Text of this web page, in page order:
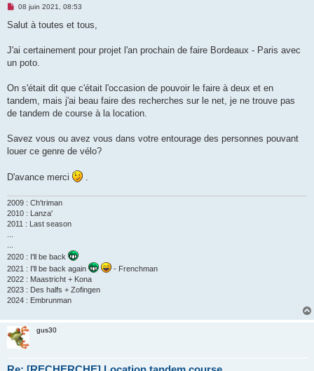
M
s
g
n
l
u
08 juin 2021, 08:53
Salut à toutes et tous,
J'ai certainement pour projet l'an prochain de faire Bordeaux - Paris avec
un poto.
On s'était dit que c'était l'occasion de pouvoir le faire à deux et en
tandem, mais j'ai beau faire des recherches sur le net, je ne trouve pas
de tandem de course à la location.
Savez vous ou avez vous dans votre entourage des personnes pouvant
louer ce genre de vélo?
D'avance merci
2009 : Ch'triman
2010 : Lanza'
2011 : Last season
2020 : I'll be back
2021 : I'll be back again
- Frenchman
2022 : Maastricht + Kona
2023 : Des halfs + Zofingen
2024 : Embrunman
gus30